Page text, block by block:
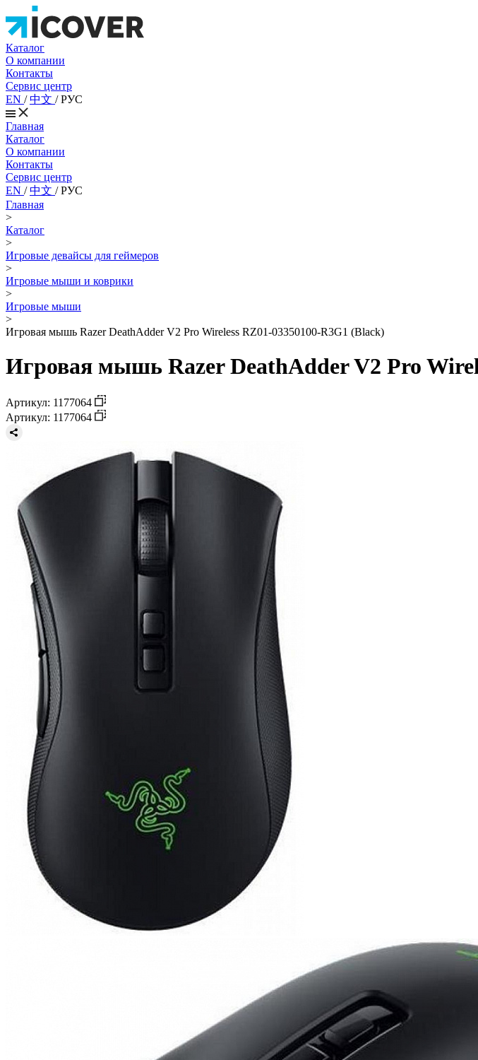
Каталог
О компании
Контакты
Сервис центр
EN /中文 /РУС
Главная
Каталог
О компании
Контакты
Сервис центр
EN /中文 /РУС
Главная
>
Каталог
>
Игровые девайсы для геймеров
>
Игровые мыши и коврики
>
Игровые мыши
>
Игровая мышь Razer DeathAdder V2 Pro Wireless RZ01-03350100-R3G1 (Black)
Игровая мышь Razer DeathAdder V2 Pro
Артикул: 1177064
Артикул: 1177064